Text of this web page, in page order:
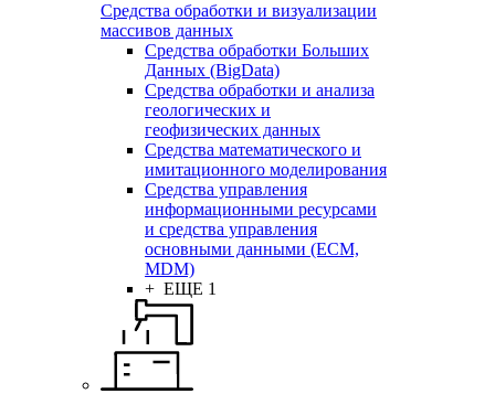
Средства обработки и визуализации
массивов данных
Средства обработки Больших
Данных (BigData)
Средства обработки и анализа
геологических и
геофизических данных
Средства математического и
имитационного моделирования
Средства управления
информационными ресурсами
и средства управления
основными данными (ECM,
MDM)
+ ЕЩЕ 1